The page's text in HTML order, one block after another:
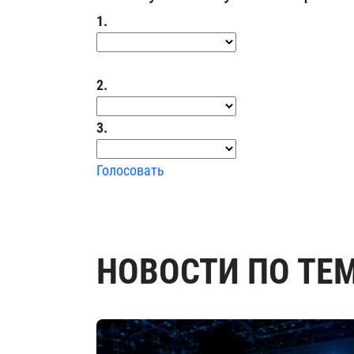
1.
2.
3.
Голосовать
НОВОСТИ ПО